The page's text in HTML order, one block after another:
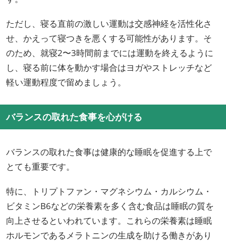
ただし、寝る直前の激しい運動は交感神経を活性化さ
せ、かえって寝つきを悪くする可能性があります。そ
のため、就寝2〜3時間前までには運動を終えるように
し、寝る前に体を動かす場合はヨガやストレッチなど
軽い運動程度で留めましょう。
バランスの取れた食事を心がける
バランスの取れた食事は健康的な睡眠を促進する上で
とても重要です。
特に、トリプトファン・マグネシウム・カルシウム・
ビタミンB6などの栄養素を多く含む食品は睡眠の質を
向上させるといわれています。これらの栄養素は睡眠
ホルモンであるメラトニンの生成を助ける働きがあり